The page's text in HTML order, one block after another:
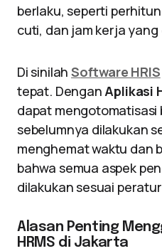
berlaku, seperti
cuti, dan jam kerja
Di sinilahSoftware HRIS
tepat. DenganAplikasi
dapat mengotomatisasi
sebelumnya dilakukan
menghemat waktu dan
bahwa semua aspek
dilakukan sesuai
Alasan Penting
HRMS di Jakarta